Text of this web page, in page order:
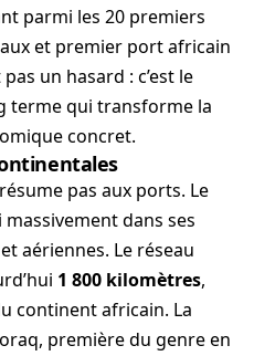
parmi les 20 premiers
et premier port africain
un hasard : c’est le
terme qui transforme la
concret.
pas aux ports. Le
dans ses
aériennes. Le réseau
1 800 kilomètres,
continent africain. La
première du genre en